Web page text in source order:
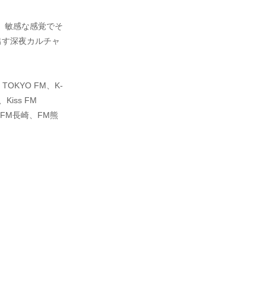
敏感な感覚でそ
深夜カルチャ
FM、K-
Kiss FM
長崎、FM熊